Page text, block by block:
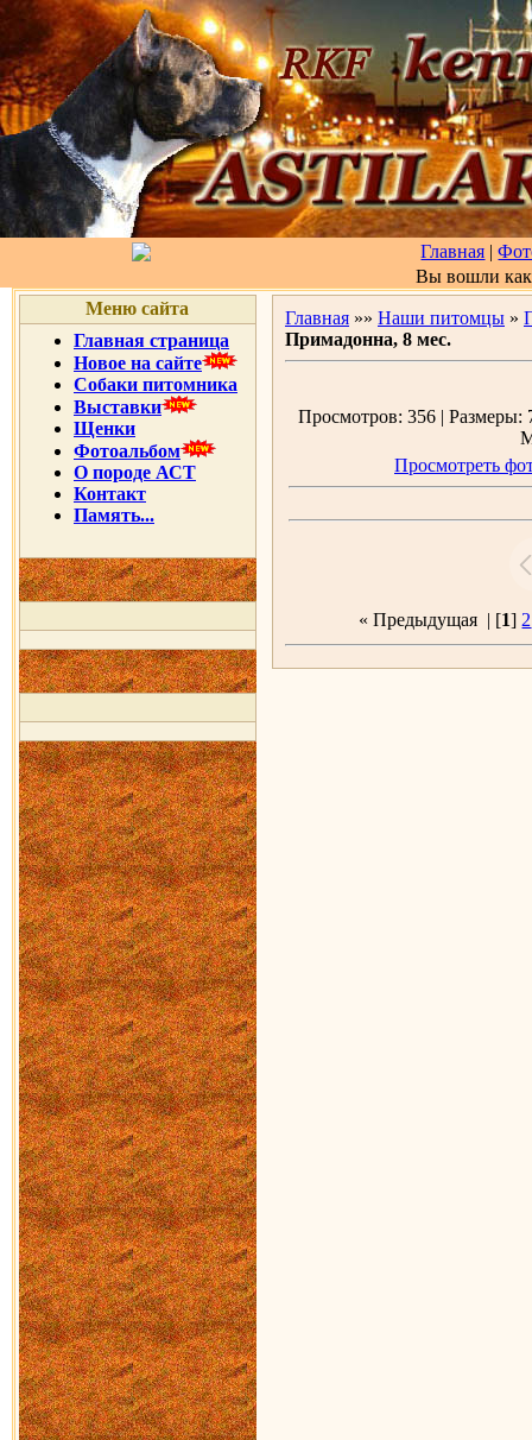
Главная |
Вы вошли
Меню сайта
Главная страница
Новое на сайте
Собаки питомника
Выставки
Щенки
Фотоальбом
О породе АСТ
Контакт
Память...
Главная »» Наши питомцы »
Примадонна, 8 мес.
Просмотров: 356 | Размеры:
Просмотреть
« Предыдущая | [1] 2